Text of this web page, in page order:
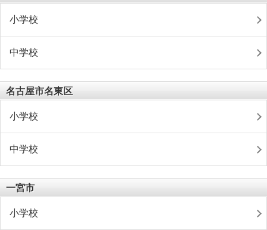
小学校
中学校
名古屋市名東区
小学校
中学校
一宮市
小学校